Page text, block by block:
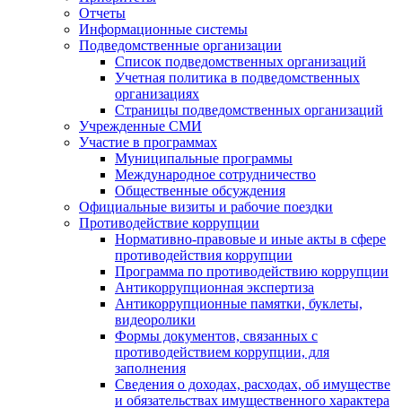
Отчеты
Информационные системы
Подведомственные организации
Список подведомственных организаций
Учетная политика в подведомственных
организациях
Страницы подведомственных организаций
Учрежденные СМИ
Участие в программах
Муниципальные программы
Международное сотрудничество
Общественные обсуждения
Официальные визиты и рабочие поездки
Противодействие коррупции
Нормативно-правовые и иные акты в сфере
противодействия коррупции
Программа по противодействию коррупции
Антикоррупционная экспертиза
Антикоррупционные памятки, буклеты,
видеоролики
Формы документов, связанных с
противодействием коррупции, для
заполнения
Сведения о доходах, расходах, об имуществе
и обязательствах имущественного характера